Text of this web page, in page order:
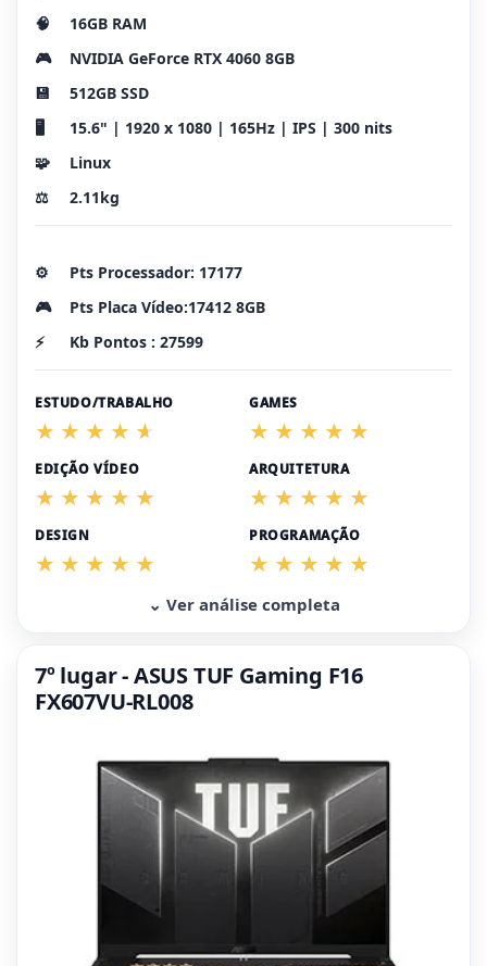
🧠
16GB RAM
🎮
NVIDIA GeForce RTX 4060 8GB
💾
512GB SSD
🖥️
15.6" | 1920 x 1080 | 165Hz | IPS | 300 nits
🧩
Linux
⚖️
2.11kg
⚙️
Pts Processador: 17177
🎮
Pts Placa Vídeo:17412 8GB
⚡
Kb Pontos : 27599
ESTUDO/TRABALHO GAMES
EDIÇÃO VÍDEO ARQUITETURA
DESIGN PROGRAMAÇÃO
⌄ Ver análise completa
7º lugar - ASUS TUF Gaming F16
FX607VU-RL008